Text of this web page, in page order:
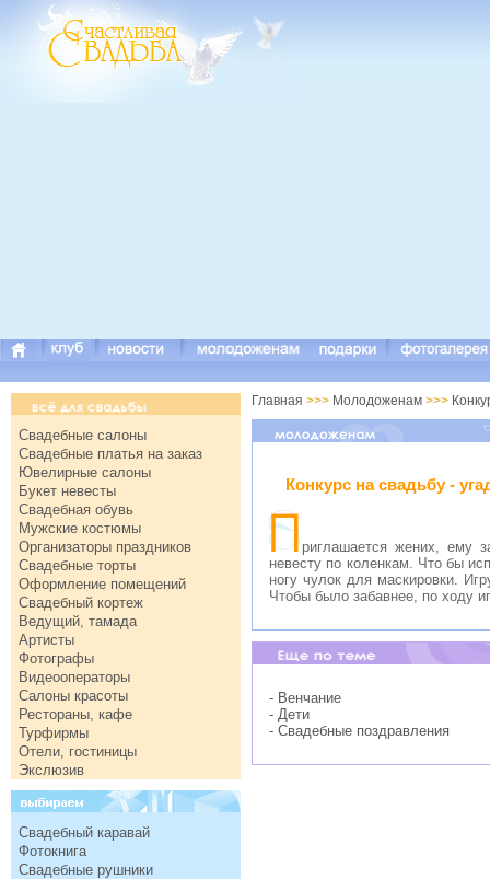
Свадебные салоны
Свадебные платья на заказ
Ювелирные салоны
Букет невесты
Свадебная обувь
Мужские костюмы
Организаторы праздников
Свадебные торты
Оформление помещений
Свадебный кортеж
Ведущий, тамада
Артисты
Фотографы
Видеооператоры
Салоны красоты
Рестораны, кафе
Турфирмы
Отели, гостиницы
Экслюзив
Свадебный каравай
Фотокнига
Свадебные рушники
Главная >>> Молодоженам >>>
Конкурс на свадьбу -
риглашается жених, ему
невесту по коленкам. Что бы
ногу чулок для маскировки.
Чтобы было забавнее, по ходу
- Венчание
- Дети
- Свадебные поздравления